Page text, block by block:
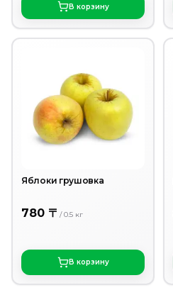
В корзину
Яблоки грушовка
780 〒 /0.5 кг
В корзину